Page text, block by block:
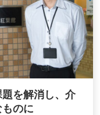
を解消し、介
のに